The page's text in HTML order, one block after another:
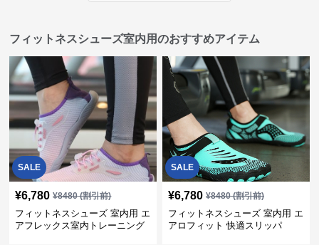
フィットネスシューズ室内用のおすすめアイテム
SALE
¥6,780 ¥8480(割引前)
フィットネスシューズ 室内用 エ
アフレックス室内トレーニング
SALE
¥6,780 ¥8480(割引前)
フィットネスシューズ 室内用 エ
アロフィット 快適スリッパ